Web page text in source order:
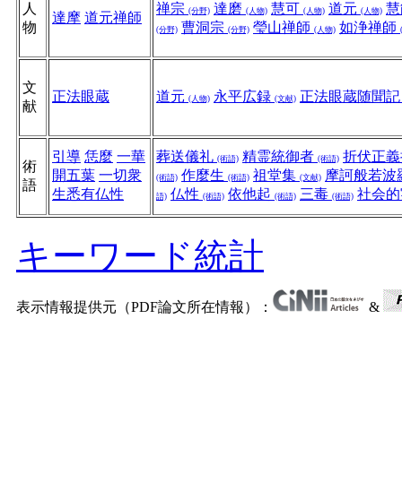
人
物
達摩 道元禅師
禅宗 (分野) 達磨 (人物) 慧可 (人物) 道元 (人物)
(分野) 曹洞宗 (分野) 瑩山禅師 (人物) 如浄禅師
文
献
正法眼蔵 道元 (人物) 永平広録 (文献) 正法眼蔵随聞
術
語
引導 恁麼 一華
開五葉 一切衆
生悉有仏性
葬送儀礼 (術語) 精霊統御者 (術語) 折伏正
(術語) 作麼生 (術語) 祖堂集 (文献) 摩訶般若
語) 仏性 (術語) 依他起 (術語) 三毒 (術語) 社会
キーワード統計
表示情報提供元（PDF論文所在情報）： &